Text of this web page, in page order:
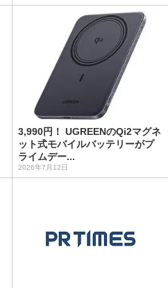
3,990円！ UGREENのQi2マグネ
ット式モバイルバッテリーがプ
ライムデー...
2026年7月12日